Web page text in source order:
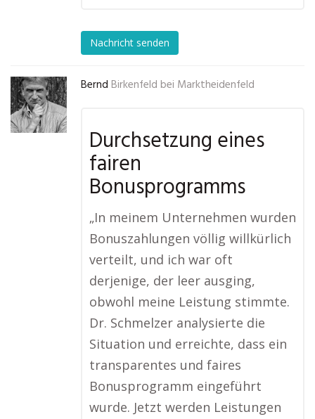
Nachricht senden
Bernd Birkenfeld bei Marktheidenfeld
Durchsetzung eines
fairen
Bonusprogramms
„In meinem Unternehmen wurden
Bonuszahlungen völlig willkürlich
verteilt, und ich war oft
derjenige, der leer ausging,
obwohl meine Leistung stimmte.
Dr. Schmelzer analysierte die
Situation und erreichte, dass ein
transparentes und faires
Bonusprogramm eingeführt
wurde. Jetzt werden Leistungen